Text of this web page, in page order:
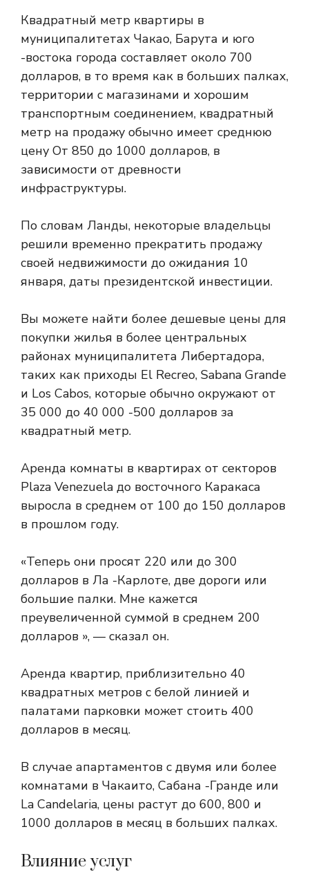
Квадратный метр квартиры в
муниципалитетах Чакао, Барута и юго
-востока города составляет около 700
долларов, в то время как в больших палках,
территории с магазинами и хорошим
транспортным соединением, квадратный
метр на продажу обычно имеет среднюю
цену От 850 до 1000 долларов, в
зависимости от древности
инфраструктуры.
По словам Ланды, некоторые владельцы
решили временно прекратить продажу
своей недвижимости до ожидания 10
января, даты президентской инвестиции.
Вы можете найти более дешевые цены для
покупки жилья в более центральных
районах муниципалитета Либертадора,
таких как приходы El Recreo, Sabana Grande
и Los Cabos, которые обычно окружают от
35 000 до 40 000 -500 долларов за
квадратный метр.
Аренда комнаты в квартирах от секторов
Plaza Venezuela до восточного Каракаса
выросла в среднем от 100 до 150 долларов
в прошлом году.
«Теперь они просят 220 или до 300
долларов в Ла -Карлоте, две дороги или
большие палки. Мне кажется
преувеличенной суммой в среднем 200
долларов », — сказал он.
Аренда квартир, приблизительно 40
квадратных метров с белой линией и
палатами парковки может стоить 400
долларов в месяц.
В случае апартаментов с двумя или более
комнатами в Чакаито, Сабана -Гранде или
La Candelaria, цены растут до 600, 800 и
1000 долларов в месяц в больших палках.
Влияние услуг